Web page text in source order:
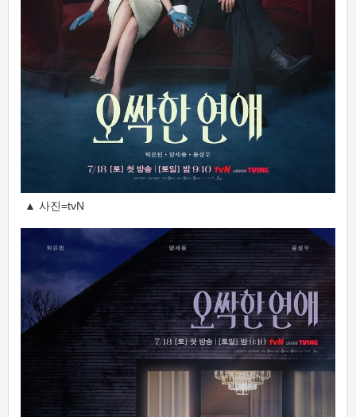
▲ 사진=tvN